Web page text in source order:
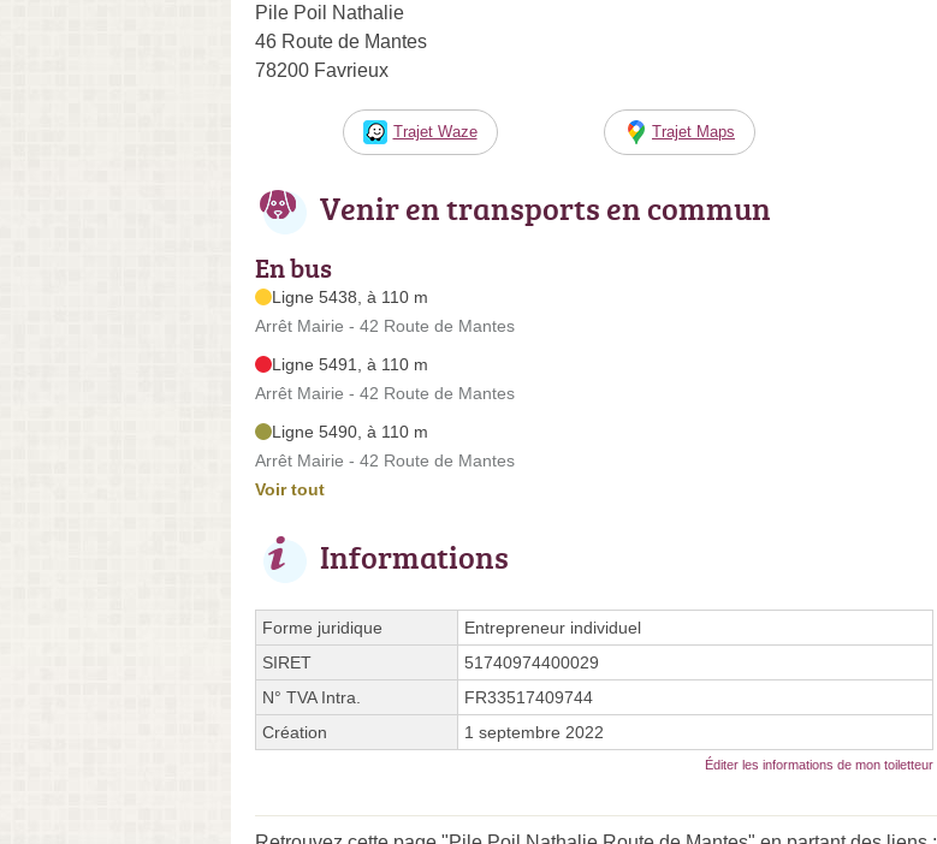
Pile Poil Nathalie
46 Route de Mantes
78200 Favrieux
Trajet Waze Trajet Maps
Venir en transports en commun
En bus
Ligne 5438, à 110 m
Arrêt Mairie - 42 Route de Mantes
Ligne 5491, à 110 m
Arrêt Mairie - 42 Route de Mantes
Ligne 5490, à 110 m
Arrêt Mairie - 42 Route de Mantes
Voir tout
Informations
Forme juridique
Entrepreneur individuel
SIRET
51740974400029
N° TVA Intra.
FR33517409744
Création
1 septembre 2022
Éditer les informations de mon toiletteur